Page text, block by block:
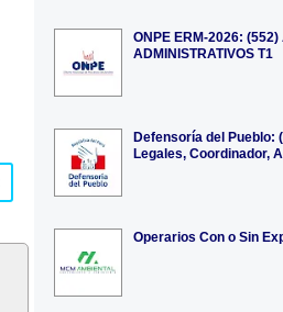
ONPE ERM-2026: (552)
ADMINISTRATIVOS T1
Defensoría del Pueblo:
Legales, Coordinador,
Operarios Con o Sin